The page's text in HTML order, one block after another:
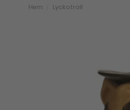
Hem Lyckotroll